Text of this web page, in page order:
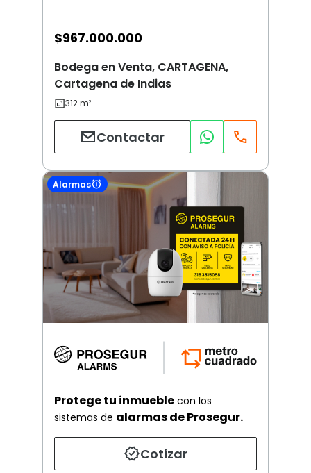
$967.000.000
Bodega en Venta, CARTAGENA,
Cartagena de Indias
Contactar
Alarmas
Protege tu inmueble con los
sistemas de alarmas de Prosegur.
Cotizar